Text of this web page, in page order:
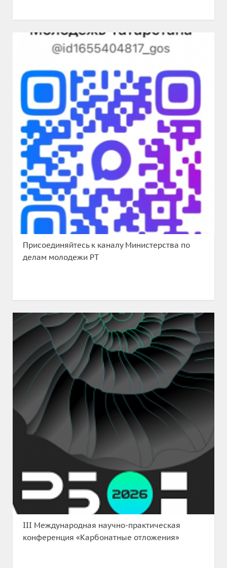
Присоединяйтесь к каналу Министерства по
делам молодежи РТ
III Международная научно-практическая
конференция «Карбонатные отложения»